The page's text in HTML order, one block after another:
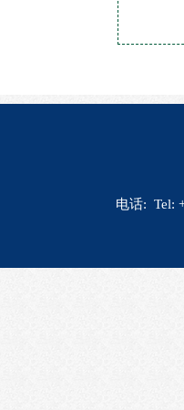
电话: Tel: